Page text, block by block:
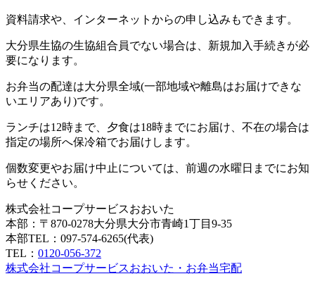
資料請求や、インターネットからの申し込みもできます。
大分県生協の生協組合員でない場合は、新規加入手続きが必
要になります。
お弁当の配達は大分県全域(一部地域や離島はお届けできな
いエリアあり)です。
ランチは12時まで、夕食は18時までにお届け、不在の場合は
指定の場所へ保冷箱でお届けします。
個数変更やお届け中止については、前週の水曜日までにお知
らせください。
株式会社コープサービスおおいた
本部：〒870-0278大分県大分市青崎1丁目9-35
本部TEL：097-574-6265(代表)
TEL： 0120-056-372
株式会社コープサービスおおいた・お弁当宅配